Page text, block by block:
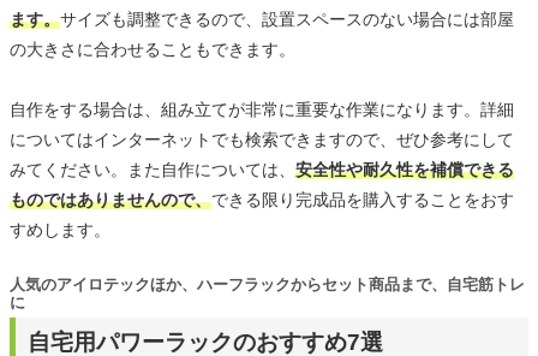
ます。サイズも調整できるので、設置スペースのない場合には部屋
の大きさに合わせることもできます。
自作をする場合は、組み立てが非常に重要な作業になります。詳細
についてはインターネットでも検索できますので、ぜひ参考にして
みてください。また自作については、 安全性や耐久性を補償できる
ものではありませんので、できる限り完成品を購入することをおす
すめします。
自宅用パワーラックのおすすめ7選
人気のアイロテックほか、ハーフラックからセット商品まで、自宅筋トレ
に